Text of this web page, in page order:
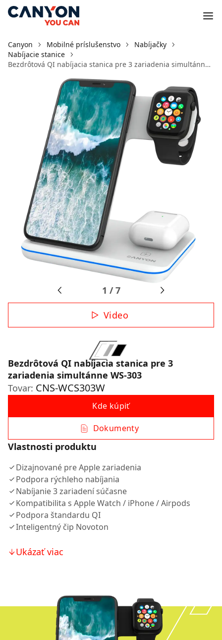
Canyon Mobilné príslušenstvo
Nabíjačky
Nabíjacie stanice
Bezdrôtová QI nabíjacia stanica pre 3 zariadenia simultánne WS-303
1 /7
Video
Bezdrôtová QI nabíjacia stanica pre 3
zariadenia simultánne WS-303
Tovar: CNS-WCS303W
Kde kúpiť
Dokumenty
Vlastnosti produktu
Dizajnované pre Apple zariadenia
Podpora rýchleho nabíjania
Nabíjanie 3 zariadení súčasne
Kompatibilita s Apple Watch / iPhone / Airpods
Podpora štandardu QI
Inteligentný čip Novoton
Ukázať viac